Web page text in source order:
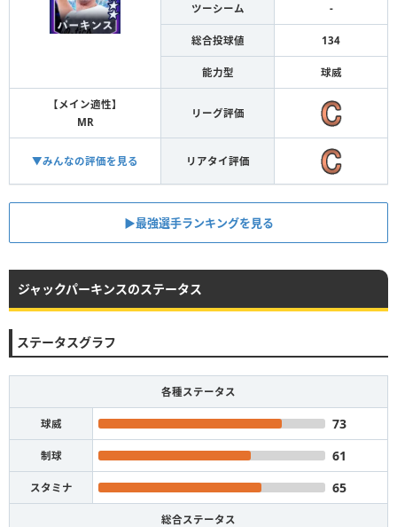
ツーシーム -
総合投球値 134
能力型 球威
【メイン適性】
MR
リーグ評価
▼みんなの評価を見る リアタイ評価
▶︎最強選手ランキングを見る
ジャックパーキンスのステータス
ステータスグラフ
各種ステータス
球威 73
制球 61
スタミナ 65
総合ステータス